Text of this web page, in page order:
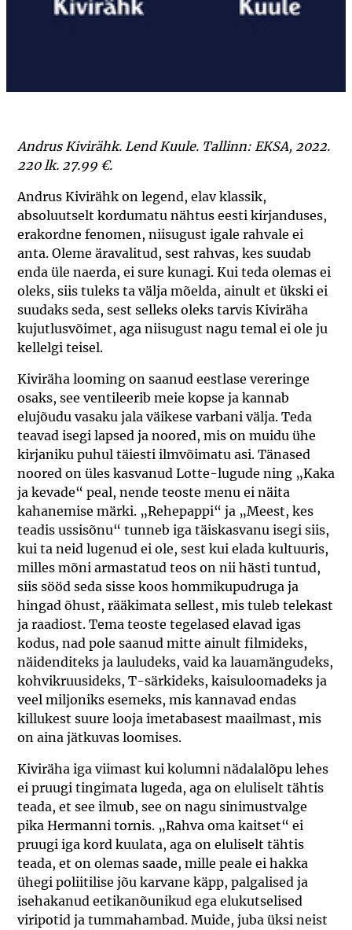
Andrus Kivirähk. Lend Kuule. Tallinn: EKSA, 2022.
220 lk. 27.99 €.
Andrus Kivirähk on legend, elav klassik,
absoluutselt kordumatu nähtus eesti kirjanduses,
erakordne fenomen, niisugust igale rahvale ei
anta. Oleme äravalitud, sest rahvas, kes suudab
enda üle naerda, ei sure kunagi. Kui teda olemas ei
oleks, siis tuleks ta välja mõelda, ainult et ükski ei
suudaks seda, sest selleks oleks tarvis Kiviräha
kujutlusvõimet, aga niisugust nagu temal ei ole ju
kellelgi teisel.
Kiviräha looming on saanud eestlase vereringe
osaks, see ventileerib meie kopse ja kannab
elujõudu vasaku jala väikese varbani välja. Teda
teavad isegi lapsed ja noored, mis on muidu ühe
kirjaniku puhul täiesti ilmvõimatu asi. Tänased
noored on üles kasvanud Lotte-lugude ning „Kaka
ja kevade“ peal, nende teoste menu ei näita
kahanemise märki. „Rehepappi“ ja „Meest, kes
teadis ussisõnu“ tunneb iga täiskasvanu isegi siis,
kui ta neid lugenud ei ole, sest kui elada kultuuris,
milles mõni armastatud teos on nii hästi tuntud,
siis sööd seda sisse koos hommikupudruga ja
hingad õhust, rääkimata sellest, mis tuleb telekast
ja raadiost. Tema teoste tegelased elavad igas
kodus, nad pole saanud mitte ainult filmideks,
näidenditeks ja lauludeks, vaid ka lauamängudeks,
kohvikruusideks, T-särkideks, kaisuloomadeks ja
veel miljoniks esemeks, mis kannavad endas
killukest suure looja imetabasest maailmast, mis
on aina jätkuvas loomises.
Kiviräha iga viimast kui kolumni nädalalõpu lehes
ei pruugi tingimata lugeda, aga on eluliselt tähtis
teada, et see ilmub, see on nagu sinimustvalge
pika Hermanni tornis. „Rahva oma kaitset“ ei
pruugi iga kord kuulata, aga on eluliselt tähtis
teada, et on olemas saade, mille peale ei hakka
ühegi poliitilise jõu karvane käpp, palgalised ja
isehakanud eetikanõunikud ega elukutselised
viripotid ja tummahambad. Muide, juba üksi neist